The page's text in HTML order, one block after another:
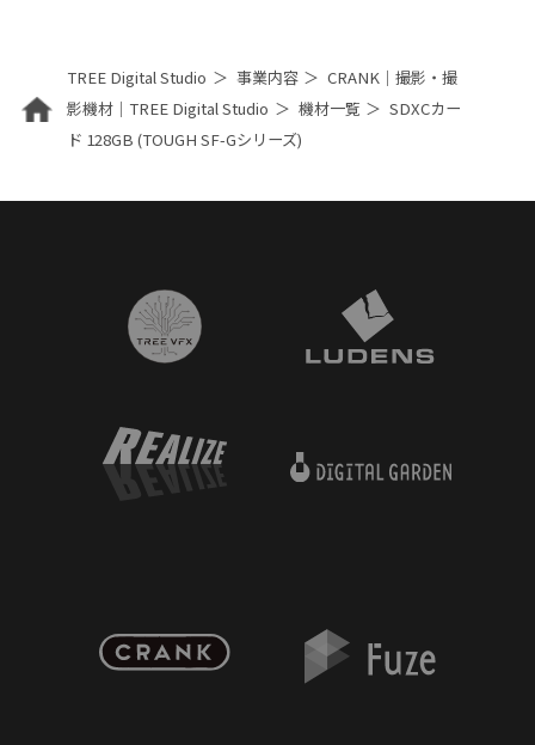
TREE Digital Studio 事業内容
CRANK｜撮影・撮
影機材｜TREE Digital Studio
機材一覧
SDXCカー
ド 128GB (TOUGH SF-Gシリーズ)